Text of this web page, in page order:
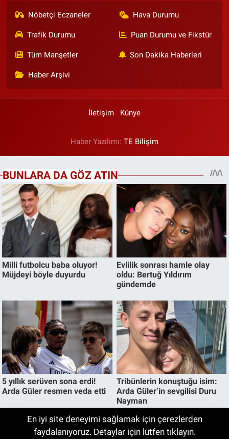
Nöbetçi Eczaneler Hava Durumu
Trafik Durumu Puan Durumu ve Fikstür
Tüm Manşetler Son Dakika Haberleri
Haber Arşivi
İletişim Künye
Haber Yazılımı: TE Bilişim
En iyi site deneyimi sağlamak için çerezlerden
faydalanıyoruz. Detaylar için lütfen tıklayın.
Evim Sisteminde Yeni Dönem! Ev ve